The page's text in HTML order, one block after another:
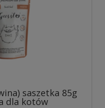
saszetka 85g
dla kotów